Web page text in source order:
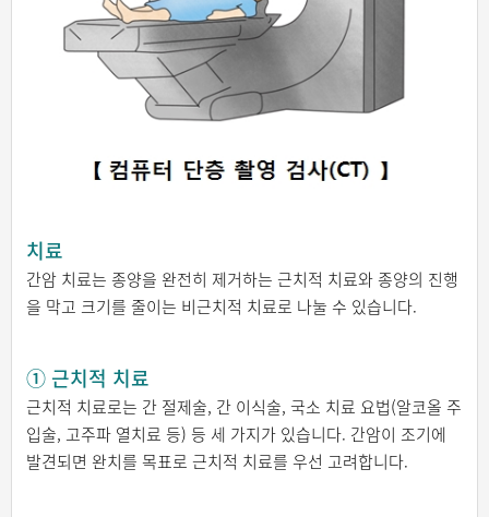
치료
간암 치료는 종양을 완전히 제거하는 근치적 치료와 종양의 진행
을 막고 크기를 줄이는 비근치적 치료로 나눌 수 있습니다.
① 근치적 치료
근치적 치료로는 간 절제술, 간 이식술, 국소 치료 요법(알코올 주
입술, 고주파 열치료 등) 등 세 가지가 있습니다. 간암이 조기에
발견되면 완치를 목표로 근치적 치료를 우선 고려합니다.